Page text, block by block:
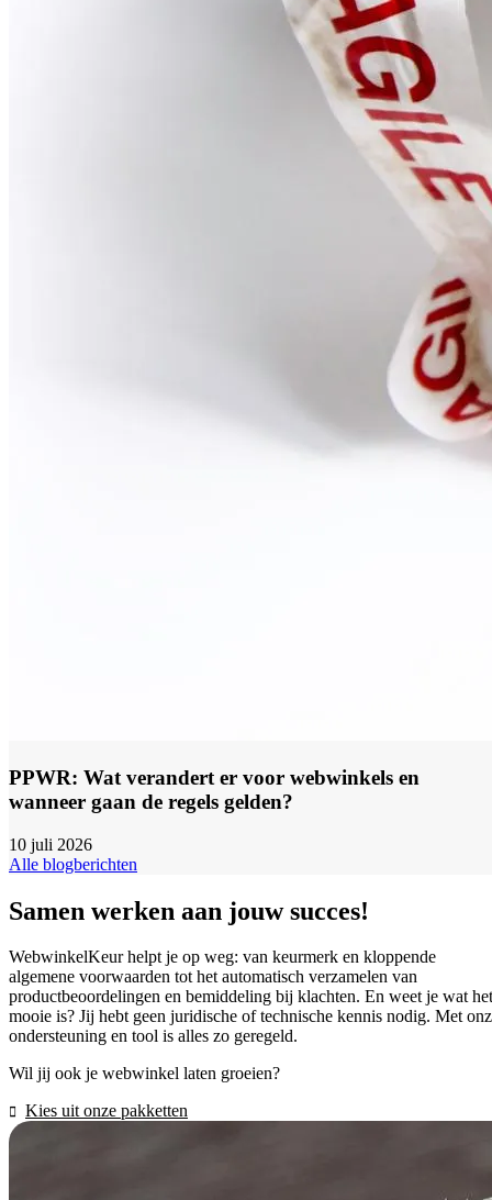
PPWR: Wat verandert er voor webwinkels en
wanneer gaan de regels gelden?
10 juli 2026
Alle blogberichten
Samen werken aan jouw succes!
WebwinkelKeur helpt je op weg: van keurmerk en kloppende
algemene voorwaarden tot het automatisch verzamelen van
productbeoordelingen en bemiddeling bij klachten. En weet je wat het
mooie is? Jij hebt geen juridische of technische kennis nodig. Met
ondersteuning en tool is alles zo geregeld.
Wil jij ook je webwinkel laten groeien?
Kies uit onze pakketten